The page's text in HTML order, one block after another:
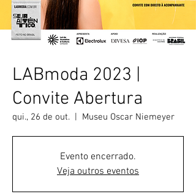
LABmoda 2023 |
Convite Abertura
qui., 26 de out. Museu Oscar Niemeyer
Evento encerrado.
Veja outros eventos